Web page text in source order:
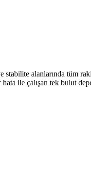
alanlarında tüm
ile çalışan tek bulut